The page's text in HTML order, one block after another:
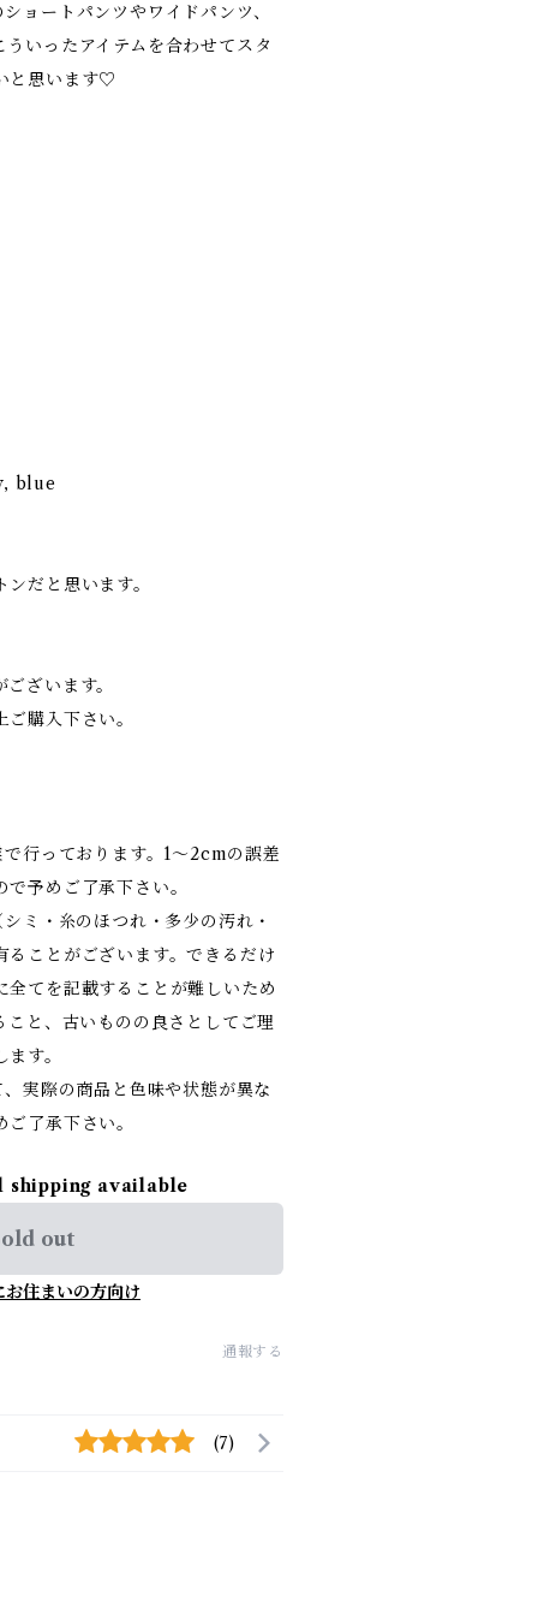
ョートパンツやワイドパンツ、
いったアイテムを合わせてスタ
と思います♡
blue
だと思います。
ざいます。
購入下さい。
行っております。1～2cmの誤差
予めご了承下さい。
ミ・糸のほつれ・多少の汚れ・
ることがございます。できるだけ
てを記載することが難しいため
と、古いものの良さとしてご理
す。
実際の商品と色味や状態が異な
了承下さい。
available
out
お住まいの方向け
通報する
(7)